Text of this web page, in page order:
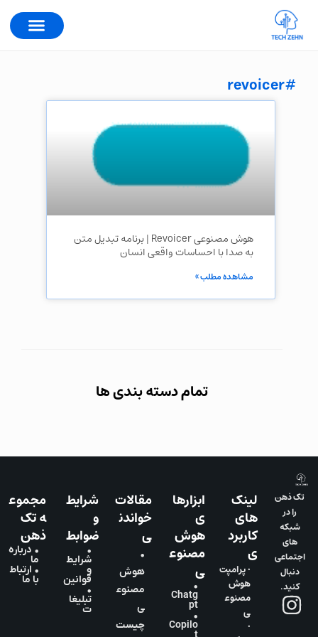
#revoicer
هوش مصنوعی Revoicer | برنامه تبدیل متن
به صدا با احساسات واقعی انسان
مشاهده مطلب »
تمام دسته بندی ها
تک ذهن
را در
شبکه
های
اجتماعی
دنبال
کنید.
لینک
های
کاربرد
ی
• پرامپت
هوش
مصنوع
ی
•
ابزارها
ی
هوش
مصنوع
ی
•
Chatg
pt
•
Copilo
مقالات
خواندن
ی
•
هوش
مصنوع
ی
چیست
شرایط
و
ضوابط
•
شرایط
و
قوانین
•
تبلیغا
ت
مجموع
ه تک
ذهن
• درباره
ما
• ارتباط
با ما